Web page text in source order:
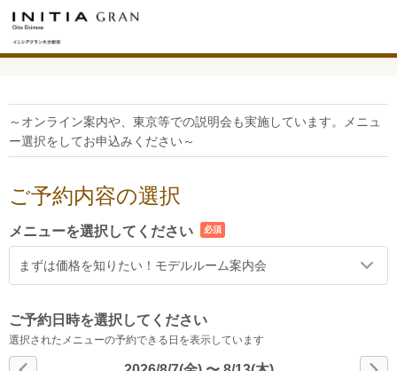
～オンライン案内や、東京等での説明会も実施しています。メニュ
ー選択をしてお申込みください～
ご予約内容の選択
メニューを選択してください 必須
まずは価格を知りたい！モデルルーム案内会
ご予約日時を選択してください
選択されたメニューの予約できる日を表示しています